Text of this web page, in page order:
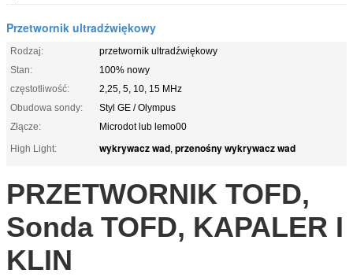
Przetwornik ultradźwiękowy
Rodzaj:
przetwornik ultradźwiękowy
Stan:
100% nowy
częstotliwość:
2,25, 5, 10, 15 MHz
Obudowa sondy:
Styl GE / Olympus
Złącze:
Microdot lub lemo00
High Light:
wykrywacz wad, przenośny wykrywacz wad
PRZETWORNIK TOFD,
Sonda TOFD, KAPALER I
KLIN